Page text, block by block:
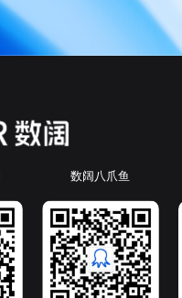
数阔八爪鱼